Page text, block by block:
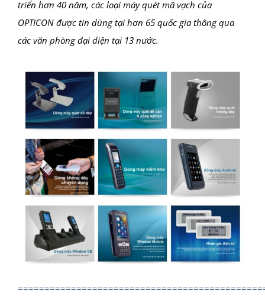
triển hơn 40 năm, các loại máy quét mã vạch của
OPTICON được tin dùng tại hơn 65 quốc gia thông qua
các văn phòng đại diện tại 13 nước.